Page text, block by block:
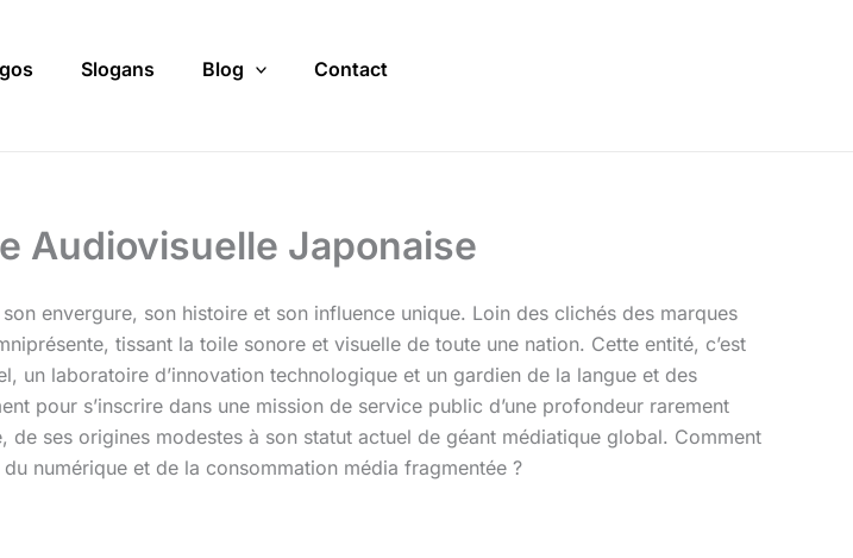
Slogans Blog Contact
Audiovisuelle Japonaise
envergure, son histoire et son influence unique. Loin des clichés des marques
tissant la toile sonore et visuelle de toute une nation. Cette entité, c’est
un laboratoire d’innovation technologique et un gardien de la langue et des
pour s’inscrire dans une mission de service public d’une profondeur rarement
ses origines modestes à son statut actuel de géant médiatique global. Comment
numérique et de la consommation média fragmentée ?